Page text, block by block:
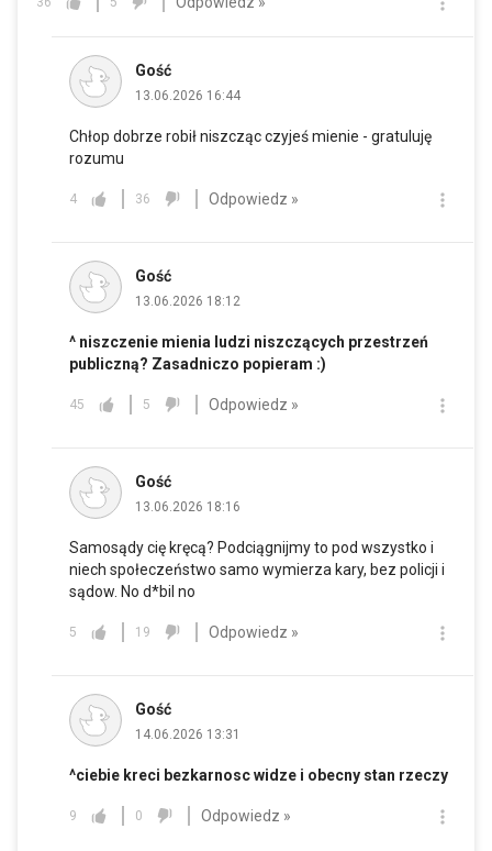
Gość
13.06.2026 16:44
Chłop dobrze robił niszcząc czyjeś mienie - gratuluję
rozumu
4 36 Odpowiedz »
Gość
13.06.2026 18:12
^ niszczenie mienia ludzi niszczących przestrzeń
publiczną? Zasadniczo popieram :)
45 5 Odpowiedz »
Gość
13.06.2026 18:16
Samosądy cię kręcą? Podciągnijmy to pod wszystko i
niech społeczeństwo samo wymierza kary, bez policji i
sądow. No d*bil no
5 19 Odpowiedz »
Gość
14.06.2026 13:31
^ciebie kreci bezkarnosc widze i obecny stan rzeczy
9 0 Odpowiedz »